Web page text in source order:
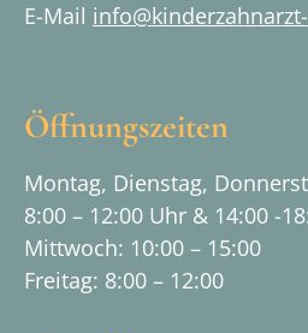
E-Mail
Öffnungszeiten
Montag, Dienstag,
8:00 – 12:00 Uhr & 14:00 -
Mittwoch: 10:00 – 15:00
Freitag: 8:00 – 12:00